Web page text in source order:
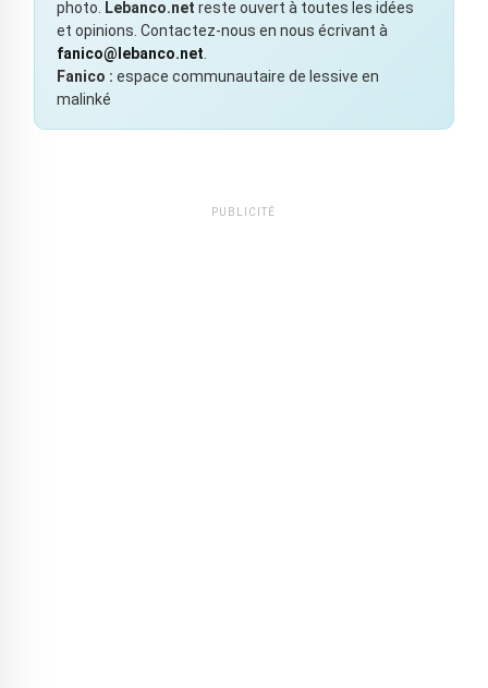
photo.
Lebanco.net reste ouvert à toutes les idées
et opinions. Contactez-nous en nous écrivant à
fanico@lebanco.net
Fanico : espace communautaire de lessive en
malinké
PUBLICITÉ